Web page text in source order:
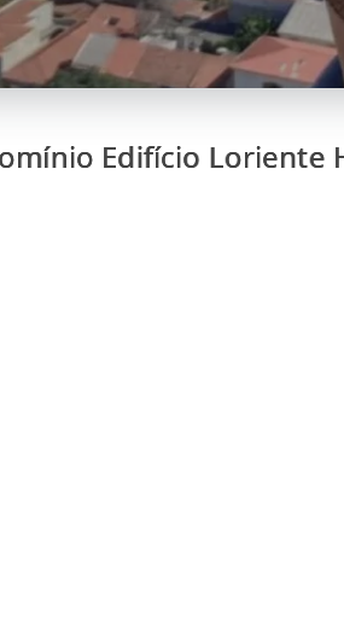
Edifício Loriente